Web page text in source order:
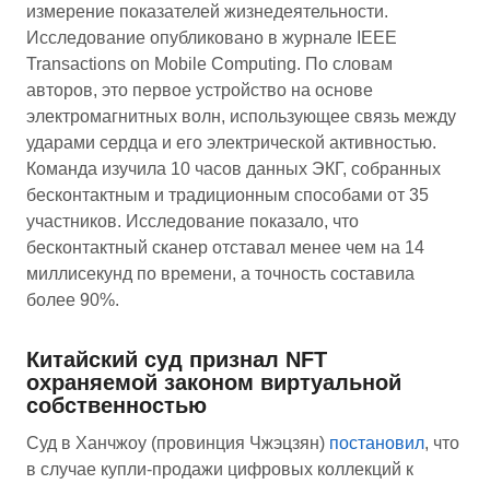
измерение показателей жизнедеятельности.
Исследование опубликовано в журнале IEEE
Transactions on Mobile Computing. По словам
авторов, это первое устройство на основе
электромагнитных волн, использующее связь между
ударами сердца и его электрической активностью.
Команда изучила 10 часов данных ЭКГ, собранных
бесконтактным и традиционным способами от 35
участников. Исследование показало, что
бесконтактный сканер отставал менее чем на 14
миллисекунд по времени, а точность составила
более 90%.
Китайский суд признал NFT
охраняемой законом виртуальной
собственностью
Суд в Ханчжоу (провинция Чжэцзян) постановил, что
в случае купли-продажи цифровых коллекций к